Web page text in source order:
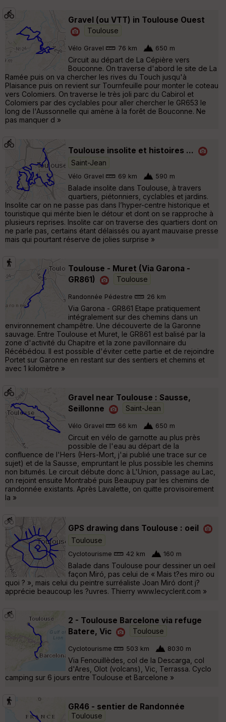
Gravel (ou VTT) in Toulouse Ouest
Toulouse
Vélo Gravel 76 km 650 m
Circuit au départ de La Cépière vers
Bouconne. On traverse d'abord le site de La
Ramée puis on va chercher les rives du Touch jusqu'à
Plaisance puis on revient sur Tournfeuille pour monter le coteau
vers Colomiers. On traverse le très joli parc du Cabirol et
Colomiers par des cyclables pour aller chercher le GR653 le
long de l'Aussonnelle qui amène à la forêt de Bouconne. Ne
pas manquer d »
Toulouse insolite et histoires …
Saint-Jean
Vélo Gravel 69 km 590 m
Balade insolite dans Toulouse, à travers
quartiers, piétonniers, cyclables et jardins.
Insolite car on ne passe pas dans l’hyper-centre historique et
touristique qui mérite bien le détour et dont on se rapproche à
plusieurs reprises. Insolite car on traverse des quartiers dont on
ne parle pas, certains étant délaissés ou ayant mauvaise presse
mais qui pourtant réserve de jolies surprise »
Toulouse - Muret (Via Garona -
GR861)
Toulouse
Randonnée Pédestre 26 km
Via Garona - GR861 Etape pratiquement
intégralement sur des chemins dans un
environnement champêtre. Une découverte de la Garonne
sauvage. Entre Toulouse et Muret, le GR861 est balisé par la
zone d'activité du Chapitre et la zone pavillonnaire du
Récébédou. Il est possible d'éviter cette partie et de rejoindre
Portet sur Garonne en restant sur des sentiers et chemins et
avec 1 kilomètre »
Gravel near Toulouse : Sausse,
Seillonne
Saint-Jean
Vélo Gravel 66 km 650 m
Circuit en vélo de garnotte au plus près
possible de l'eau au départ de la
confluence de l'Hers (Hers-Mort, j'ai publié une trace sur ce
sujet) et de la Sausse, empruntant le plus possible les chemins
non bitumés. Le circuit débute donc à L'Union, passage au Lac,
on rejoint ensuite Montrabé puis Beaupuy par les chemins de
randonnée existants. Après Lavalette, on quitte provisoirement
la »
GPS drawing dans Toulouse : oeil
Toulouse
Cyclotourisme 42 km 160 m
Balade dans Toulouse pour dessiner un oeil
façon Miró, pas celui de « Mais t?es miro ou
quoi ? », mais celui du peintre surréaliste Joan Miró dont j?
apprécie beaucoup les ?uvres. Thierry www.lecyclerit.com »
2 - Toulouse Barcelone via refuge
Batere, Vic
Toulouse
Cyclotourisme 503 km 8030 m
Via Fenouillèdes, col de la Descarga, col
d'Ares, Olot (volcans), Vic, Terrassa. Cyclo
camping sur 6 jours entre Toulouse et Barcelone »
GR46 - sentier de Randonnée
Toulouse